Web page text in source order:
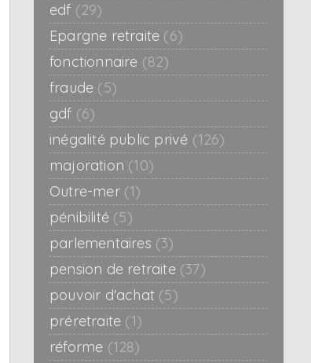
edf (29)
Epargne retraite (6)
fonctionnaire (82)
fraude (5)
gdf (6)
inégalité public privé (126)
majoration (10)
Outre-mer (1)
pénibilité (5)
parlementaires (3)
pension de retraite (37)
pouvoir d'achat (5)
préretraite (1)
réforme (128)